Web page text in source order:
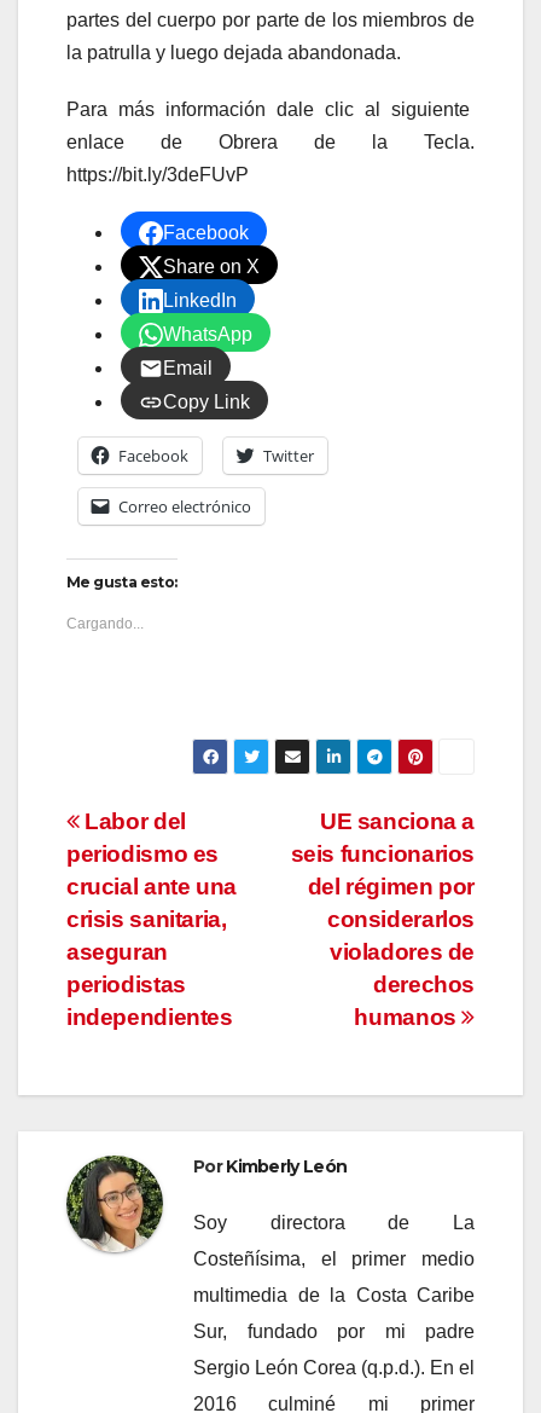
partes del cuerpo por parte de los miembros de
la patrulla y luego dejada abandonada.
Para más información dale clic al siguiente
enlace de Obrera de la Tecla.
https://bit.ly/3deFUvP
Facebook
Share on X
LinkedIn
WhatsApp
Email
Copy Link
Facebook Twitter
Correo electrónico
Me gusta esto:
Cargando...
Navegación
de
entradas
UE sanciona a
seis funcionarios
del régimen por
considerarlos
violadores de
derechos
humanos
Labor del
periodismo es
crucial ante una
crisis sanitaria,
aseguran
periodistas
independientes
PorKimberly León
Soy directora de La
Costeñísima, el primer medio
multimedia de la Costa Caribe
Sur, fundado por mi padre
Sergio León Corea (q.p.d.). En el
2016 culminé mi primer